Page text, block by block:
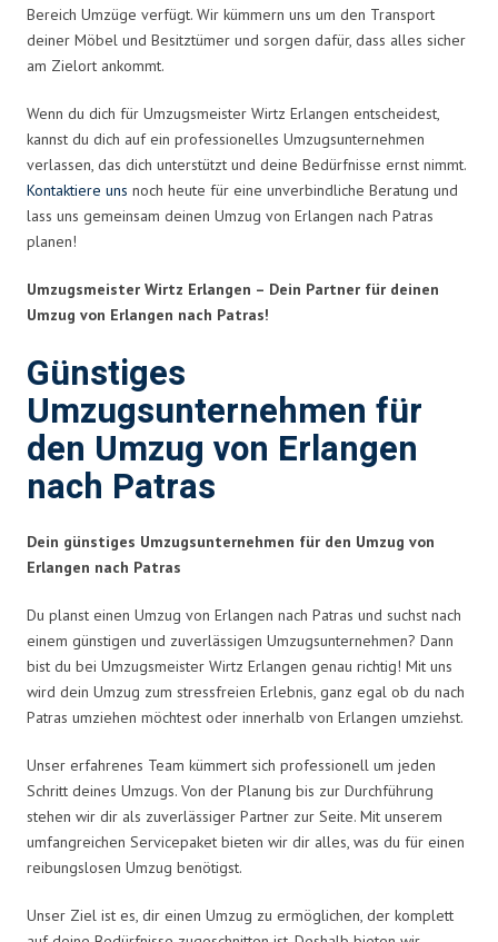
Bereich Umzüge verfügt. Wir kümmern uns um den Transport
deiner Möbel und Besitztümer und sorgen dafür, dass alles sicher
am Zielort ankommt.
Wenn du dich für Umzugsmeister Wirtz Erlangen entscheidest,
kannst du dich auf ein professionelles Umzugsunternehmen
verlassen, das dich unterstützt und deine Bedürfnisse ernst nimmt.
Kontaktiere uns noch heute für eine unverbindliche Beratung und
lass uns gemeinsam deinen Umzug von Erlangen nach Patras
planen!
Umzugsmeister Wirtz Erlangen – Dein Partner für deinen
Umzug von Erlangen nach Patras!
Günstiges
Umzugsunternehmen für
den Umzug von Erlangen
nach Patras
Dein günstiges Umzugsunternehmen für den Umzug von
Erlangen nach Patras
Du planst einen Umzug von Erlangen nach Patras und suchst nach
einem günstigen und zuverlässigen Umzugsunternehmen? Dann
bist du bei Umzugsmeister Wirtz Erlangen genau richtig! Mit uns
wird dein Umzug zum stressfreien Erlebnis, ganz egal ob du nach
Patras umziehen möchtest oder innerhalb von Erlangen umziehst.
Unser erfahrenes Team kümmert sich professionell um jeden
Schritt deines Umzugs. Von der Planung bis zur Durchführung
stehen wir dir als zuverlässiger Partner zur Seite. Mit unserem
umfangreichen Servicepaket bieten wir dir alles, was du für einen
reibungslosen Umzug benötigst.
Unser Ziel ist es, dir einen Umzug zu ermöglichen, der komplett